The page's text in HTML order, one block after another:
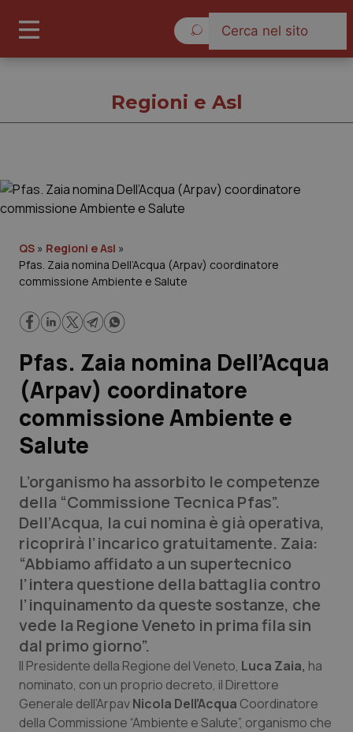
Governo e Parlamento
Regioni e Asl
Lavoro e Professioni
Scienza e Farmaci
Studi e Analisi
Lettere al direttore
Edizioni Regionali
QS Pro
Professionisti Sanitari.AI
Abruzzo
Basilicata
Calabria
QS Pro Gold
Artrite & artrosi
Asma & BPCO
QS Club Newsletter
Regioni e Asl
QS » Regioni e Asl »
Pfas. Zaia nomina Dell’Acqua (Arpav) coordinatore
commissione Ambiente e Salute
Pfas. Zaia nomina Dell’Acqua
(Arpav) coordinatore
commissione Ambiente e
Salute
L’organismo ha assorbito le competenze
della “Commissione Tecnica Pfas”.
Dell’Acqua, la cui nomina è già operativa,
ricoprirà l’incarico gratuitamente. Zaia:
“Abbiamo affidato a un supertecnico
l’intera questione della battaglia contro
l’inquinamento da queste sostanze, che
vede la Regione Veneto in prima fila sin
dal primo giorno”.
Il Presidente della Regione del Veneto, Luca Zaia, ha
nominato, con un proprio decreto, il Direttore
Generale dell’ArpavNicola Dell’Acqua Coordinatore
della Commissione “Ambiente e Salute”, organismo che